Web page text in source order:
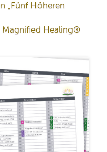
„Fünf Höheren
Healing®